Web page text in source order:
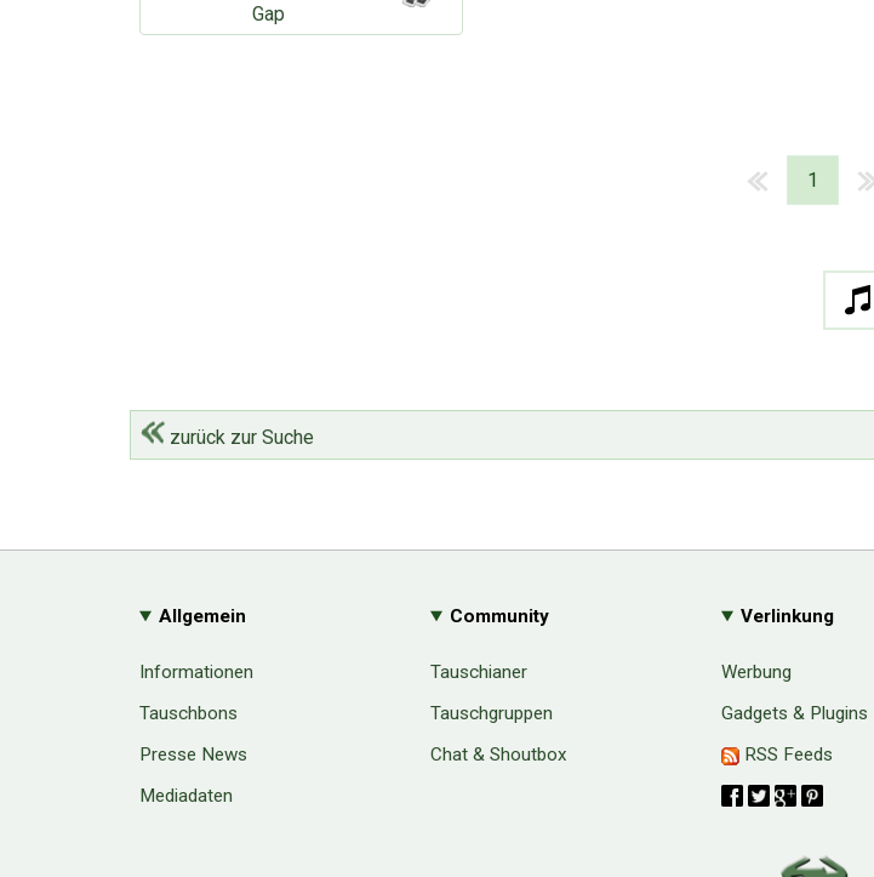
Gap
1
zurück zur Suche
Allgemein
Informationen
Tauschbons
Presse News
Mediadaten
Community
Tauschianer
Tauschgruppen
Chat & Shoutbox
Verlinkung
Werbung
Gadgets & Plugins
RSS Feeds